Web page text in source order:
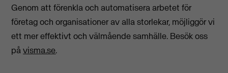
Genom att förenkla och automatisera arbetet för
företag och organisationer av alla storlekar, möjliggör vi
ett mer effektivt och välmående samhälle. Besök oss
påvisma.se.